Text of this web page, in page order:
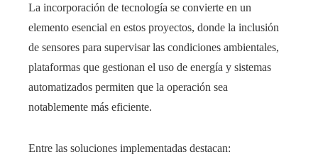
La incorporación de tecnología se convierte en un
elemento esencial en estos proyectos, donde la inclusión
de sensores para supervisar las condiciones ambientales,
plataformas que gestionan el uso de energía y sistemas
automatizados permiten que la operación sea
notablemente más eficiente.
Entre las soluciones implementadas destacan: